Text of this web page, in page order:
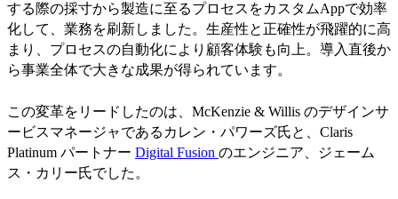
する際の採寸から製造に至るプロセスをカスタムAppで効率
化して、業務を刷新しました。生産性と正確性が飛躍的に高
まり、プロセスの自動化により顧客体験も向上。導入直後か
ら事業全体で大きな成果が得られています。
この変革をリードしたのは、McKenzie & Willis のデザインサ
ービスマネージャであるカレン・パワーズ氏と、Claris
Platinum パートナー Digital Fusion のエンジニア、ジェーム
ス・カリー氏でした。